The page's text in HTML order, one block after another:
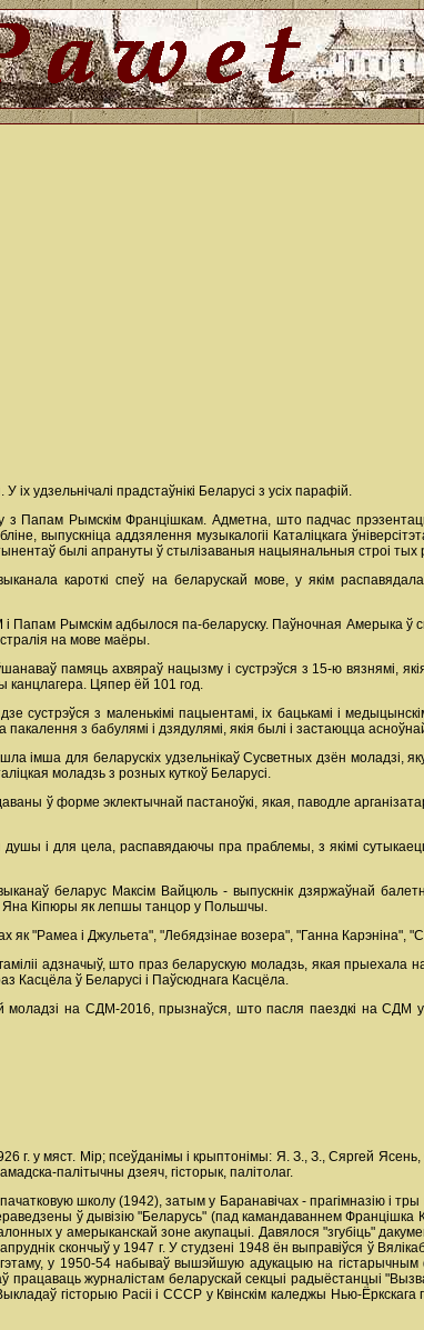
удзельнічалі прадстаўнікі Беларусі з усіх парафій.
з Папам Рымскім Францішкам. Адметна, што падчас
выпускніца аддзялення музыкалогіі Каталіцкага
былі апрануты ў стылізаваныя нацыянальныя строі тых
кароткі спеў на беларускай мове, у якім
Папам Рымскім адбылося па-беларуску. Паўночная Амерыка ў
на мове маёры.
памяць ахвяраў нацызму і сустрэўся з 15-ю вязнямі,
канцлагера. Цяпер ёй 101 год.
сустрэўся з маленькімі пацыентамі, іх бацькамі і
з бабулямі і дзядулямі, якія былі і застаюцца
імша для беларускіх удзельнікаў Сусветных дзён моладзі,
моладзь з розных куткоў Беларусі.
ў форме эклектычнай пастаноўкі, якая, паводле
і для цела, распавядаючы пра праблемы, з якімі
беларус Максім Вайцюль - выпускнік дзяржаўнай
Яна Кіпюры як лепшы танцор у Польшчы.
як "Рамеа і Джульета", "Лебядзінае возера", "Ганна
адзначыў, што праз беларускую моладзь, якая прыехала
Касцёла ў Беларусі і Паўсюднага Касцёла.
моладзі на СДМ-2016, прызнаўся, што пасля паездкі на СДМ
г. у мяст. Мір; псеўданімы і крыптонімы: Я. З., З., Сяргей
палітычны дзеяч, гісторык, палітолаг.
школу (1942), затым у Баранавічах - прагімназію і
ў дывізію "Беларусь" (пад камандаваннем
у амерыканскай зоне акупацыі. Давялося "згубіць"
скончыў у 1947 г. У студзені 1948 ён выправіўся ў
у 1950-54 набываў вышэйшую адукацыю на гістарычным
працаваць журналістам беларускай секцыі радыёстанцыі
гісторыю Расіі і СССР у Квінскім каледжы Нью-Ёркскага